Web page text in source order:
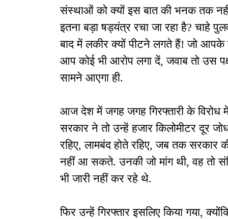
संस्थाओं को क्यों इस बात की भनक तक
इतना बड़ा षड्यंत्र रचा जा रहा है? चाहे
बाद में लकीर क्यों पीटने लगते हैं! जो
आप कोई भी आरोप लगा दें, जवाब तो उस
सामने आएगा ही.
आज देश में जगह जगह गिरफ्तारी के विरोध
सरकार ने तो उन्हें हजार किलोमीटर दूर
रहिए, लामबंद होते रहिए, जब तक
नहीं आ सकते. उनकी जो मांग थी, वह तो
भी जारी नहीं कर रहे थे.
फिर उन्हें गिरफ्तार इसलिए किया गया,